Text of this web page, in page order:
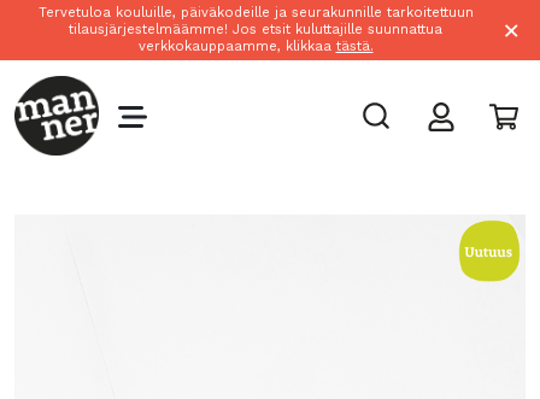
Tervetuloa kouluille, päiväkodeille ja seurakunnille tarkoitettuun
tilausjärjestelmäämme! Jos etsit kuluttajille suunnattua
verkkokauppaamme, klikkaa tästä. ×